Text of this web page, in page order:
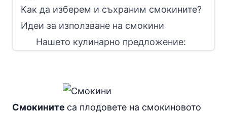
Как да изберем и съхраним смокините?
Идеи за използване на смокини
Нашето кулинарно предложение:
Смокините са плодовете на смокиновото